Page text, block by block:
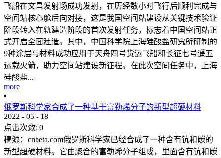
飞船在文昌发射场成功发射，在历经数小时飞行后顺利完成与
空间站核心舱后向对接，这是我国空间站建设从关键技术验证
阶段转入在轨建造阶段的首次发射任务，标志着中国空间站正
式开启全面建造。其中，中国科学院上海硅酸盐研究所研制的
9种涂层与材料成功应用于天舟四号货运飞船和长征七号遥五
运载火箭，助力空间站建设新征程。在此次空间任务中，上海
硅酸盐...
more
俄罗斯科学家合成了一种基于富勒烯分子的新型超硬材料
2022 - 05 - 18
点击次数: 0
稿源：cnbeta.com俄罗斯科学家已经合成了一种含有钪和碳的
新型超硬材料。它由聚合的富勒烯分子组成，里面含有钪和碳